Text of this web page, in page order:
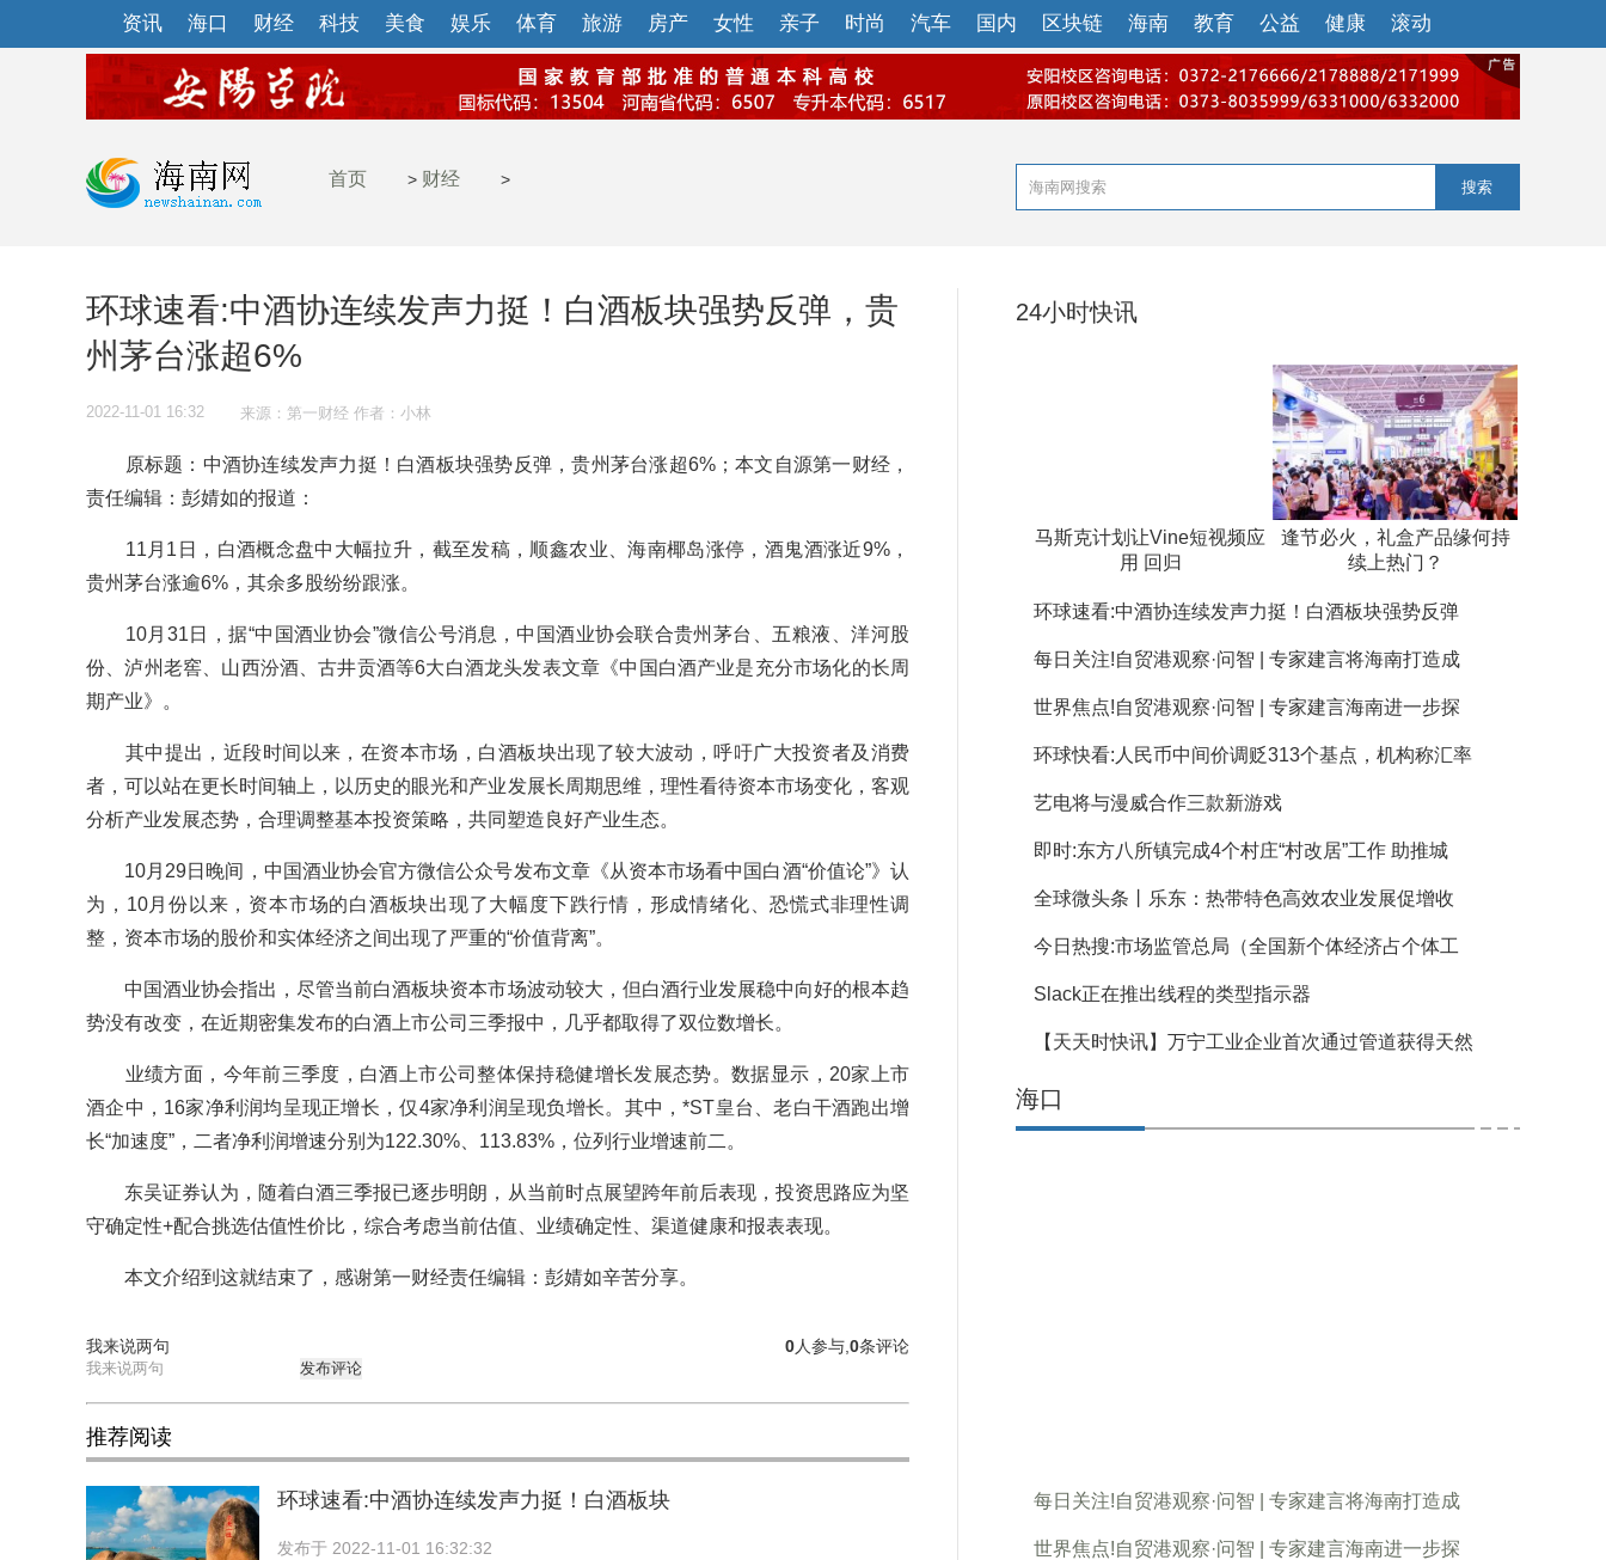
资讯 海口 财经 科技 美食 娱乐 体育 旅游 房产 女性 亲子 时尚 汽车 国内 区块链 海南 教育 公益 健康 滚动
首页 > 财经 > 搜索
环球速看:中酒协连续发声力挺！白酒板块强势反弹，贵
州茅台涨超6%
2022-11-01 16:32 来源：第一财经 作者：小林
原标题：中酒协连续发声力挺！白酒板块强势反弹，贵州茅台涨超6%；本文自源第一财经，
责任编辑：彭婧如的报道：
11月1日，白酒概念盘中大幅拉升，截至发稿，顺鑫农业、海南椰岛涨停，酒鬼酒涨近9%，
贵州茅台涨逾6%，其余多股纷纷跟涨。
10月31日，据“中国酒业协会”微信公号消息，中国酒业协会联合贵州茅台、五粮液、洋河股
份、泸州老窖、山西汾酒、古井贡酒等6大白酒龙头发表文章《中国白酒产业是充分市场化的长周
期产业》。
其中提出，近段时间以来，在资本市场，白酒板块出现了较大波动，呼吁广大投资者及消费
者，可以站在更长时间轴上，以历史的眼光和产业发展长周期思维，理性看待资本市场变化，客观
分析产业发展态势，合理调整基本投资策略，共同塑造良好产业生态。
10月29日晚间，中国酒业协会官方微信公众号发布文章《从资本市场看中国白酒“价值论”》认
为，10月份以来，资本市场的白酒板块出现了大幅度下跌行情，形成情绪化、恐慌式非理性调
整，资本市场的股价和实体经济之间出现了严重的“价值背离”。
中国酒业协会指出，尽管当前白酒板块资本市场波动较大，但白酒行业发展稳中向好的根本趋
势没有改变，在近期密集发布的白酒上市公司三季报中，几乎都取得了双位数增长。
业绩方面，今年前三季度，白酒上市公司整体保持稳健增长发展态势。数据显示，20家上市
酒企中，16家净利润均呈现正增长，仅4家净利润呈现负增长。其中，*ST皇台、老白干酒跑出增
长“加速度”，二者净利润增速分别为122.30%、113.83%，位列行业增速前二。
东吴证券认为，随着白酒三季报已逐步明朗，从当前时点展望跨年前后表现，投资思路应为坚
守确定性+配合挑选估值性价比，综合考虑当前估值、业绩确定性、渠道健康和报表表现。
本文介绍到这就结束了，感谢第一财经责任编辑：彭婧如辛苦分享。
我来说两句 0条评论
0人参与,
发布评论
推荐阅读
环球速看:中酒协连续发声力挺！白酒板块
发布于 2022-11-01 16:32:32
24小时快讯
马斯克计划让Vine短视频应
用 回归
逢节必火，礼盒产品缘何持
续上热门？
环球速看:中酒协连续发声力挺！白酒板块强势反弹
每日关注!自贸港观察·问智 | 专家建言将海南打造成
世界焦点!自贸港观察·问智 | 专家建言海南进一步探
环球快看:人民币中间价调贬313个基点，机构称汇率
艺电将与漫威合作三款新游戏
即时:东方八所镇完成4个村庄“村改居”工作 助推城
全球微头条丨乐东：热带特色高效农业发展促增收
今日热搜:市场监管总局（全国新个体经济占个体工
Slack正在推出线程的类型指示器
【天天时快讯】万宁工业企业首次通过管道获得天然
海口
每日关注!自贸港观察·问智 | 专家建言将海南打造成
世界焦点!自贸港观察·问智 | 专家建言海南进一步探